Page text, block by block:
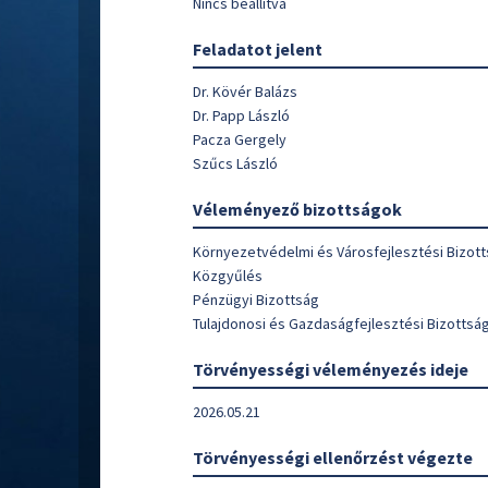
Feladatot jelent
Dr. Kövér Balázs
Dr. Papp László
Pacza Gergely
Szűcs László
Véleményező bizottságok
Környezetvédelmi és Városfejlesztési
Közgyűlés
Pénzügyi Bizottság
Tulajdonosi és Gazdaságfejlesztési Bizottság
Törvényességi véleményezés ideje
2026.05.21
Törvényességi ellenőrzést végezte